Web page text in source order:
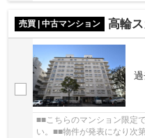
売買 | 中古マンション 高輪
■■こちらのマンション限定
い。■■物件が発表になり次